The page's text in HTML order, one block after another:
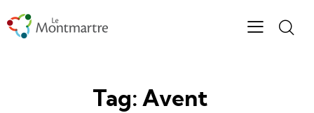
Tag: Avent